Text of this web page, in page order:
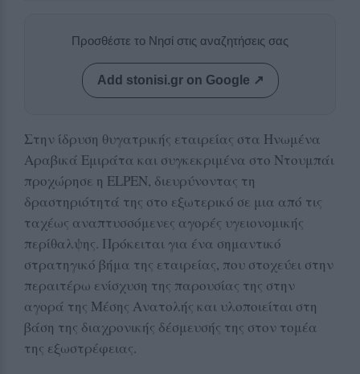
Προσθέστε το Νησί στις αναζητήσεις σας
Add stonisi.gr on Google ↗
Στην ίδρυση θυγατρικής εταιρείας στα Ηνωμένα
Αραβικά Εμιράτα και συγκεκριμένα στο Ντουμπάι
προχώρησε η ELPEN, διευρύνοντας τη
δραστηριότητά της στο εξωτερικό σε μια από τις
ταχέως αναπτυσσόμενες αγορές υγειονομικής
περίθαλψης. Πρόκειται για ένα σημαντικό
στρατηγικό βήμα της εταιρείας, που στοχεύει στην
περαιτέρω ενίσχυση της παρουσίας της στην
αγορά της Μέσης Ανατολής και υλοποιείται στη
βάση της διαχρονικής δέσμευσής της στον τομέα
της εξωστρέφειας.